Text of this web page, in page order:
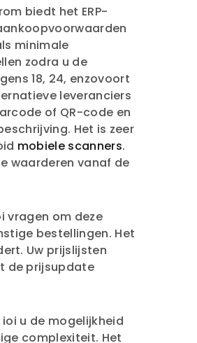
biedt het ERP-
minimale
zodra u de
18, 24, enzovoort
leveranciers
of QR-code en
Het is zeer
mobiele scanners.
waarderen vanaf de
vragen om deze
bestellingen. Het
Uw prijslijsten
de prijsupdate
u de mogelijkheid
complexiteit. Het